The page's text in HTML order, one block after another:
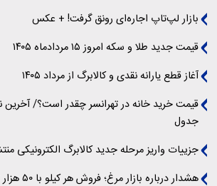
بازار لپ‌تاپ اجاره‌ای رونق گرفت! + عکس
قیمت جدید طلا و سکه امروز ۱۵ مردادماه ۱۴۰۵
آغاز قطع یارانه نقدی و کالابرگ از مرداد ۱۴۰۵
قیمت خرید خانه در تهرانسر چقدر است؟/ آخرین
جدول
جزییات واریز مرحله جدید کالابرگ الکترونیکی
هشدار